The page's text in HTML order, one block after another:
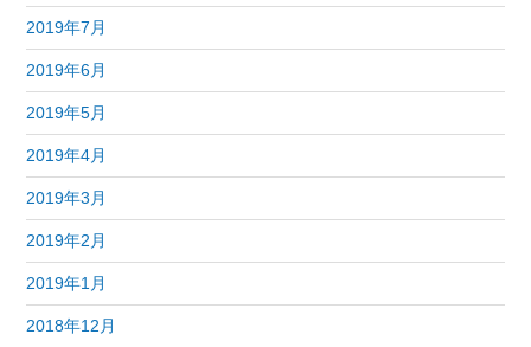
2019年7月
2019年6月
2019年5月
2019年4月
2019年3月
2019年2月
2019年1月
2018年12月